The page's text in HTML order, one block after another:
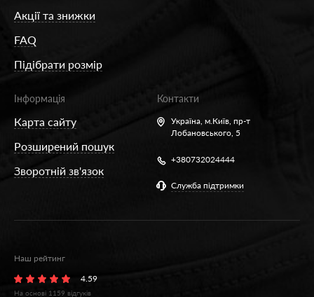
Акції та знижки
FAQ
Підібрати розмір
Інформація
Карта сайту
Розширений пошук
Зворотній зв'язок
Контакти
Україна, м.Київ, пр-т
Лобановського, 5
+380732024444
Служба підтримки
Наш рейтинг
4.59
На основі 1159 відгуків